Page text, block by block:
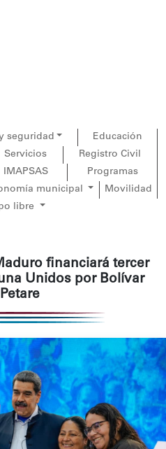
seguridad
Educación
Servicios
Registro Civil
IMAPSAS
Programas
municipal
Movilidad
libre
financiará tercer
Unidos por Bolívar